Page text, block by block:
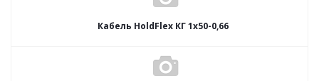
Кабель HoldFlex КГ 1x50-0,66